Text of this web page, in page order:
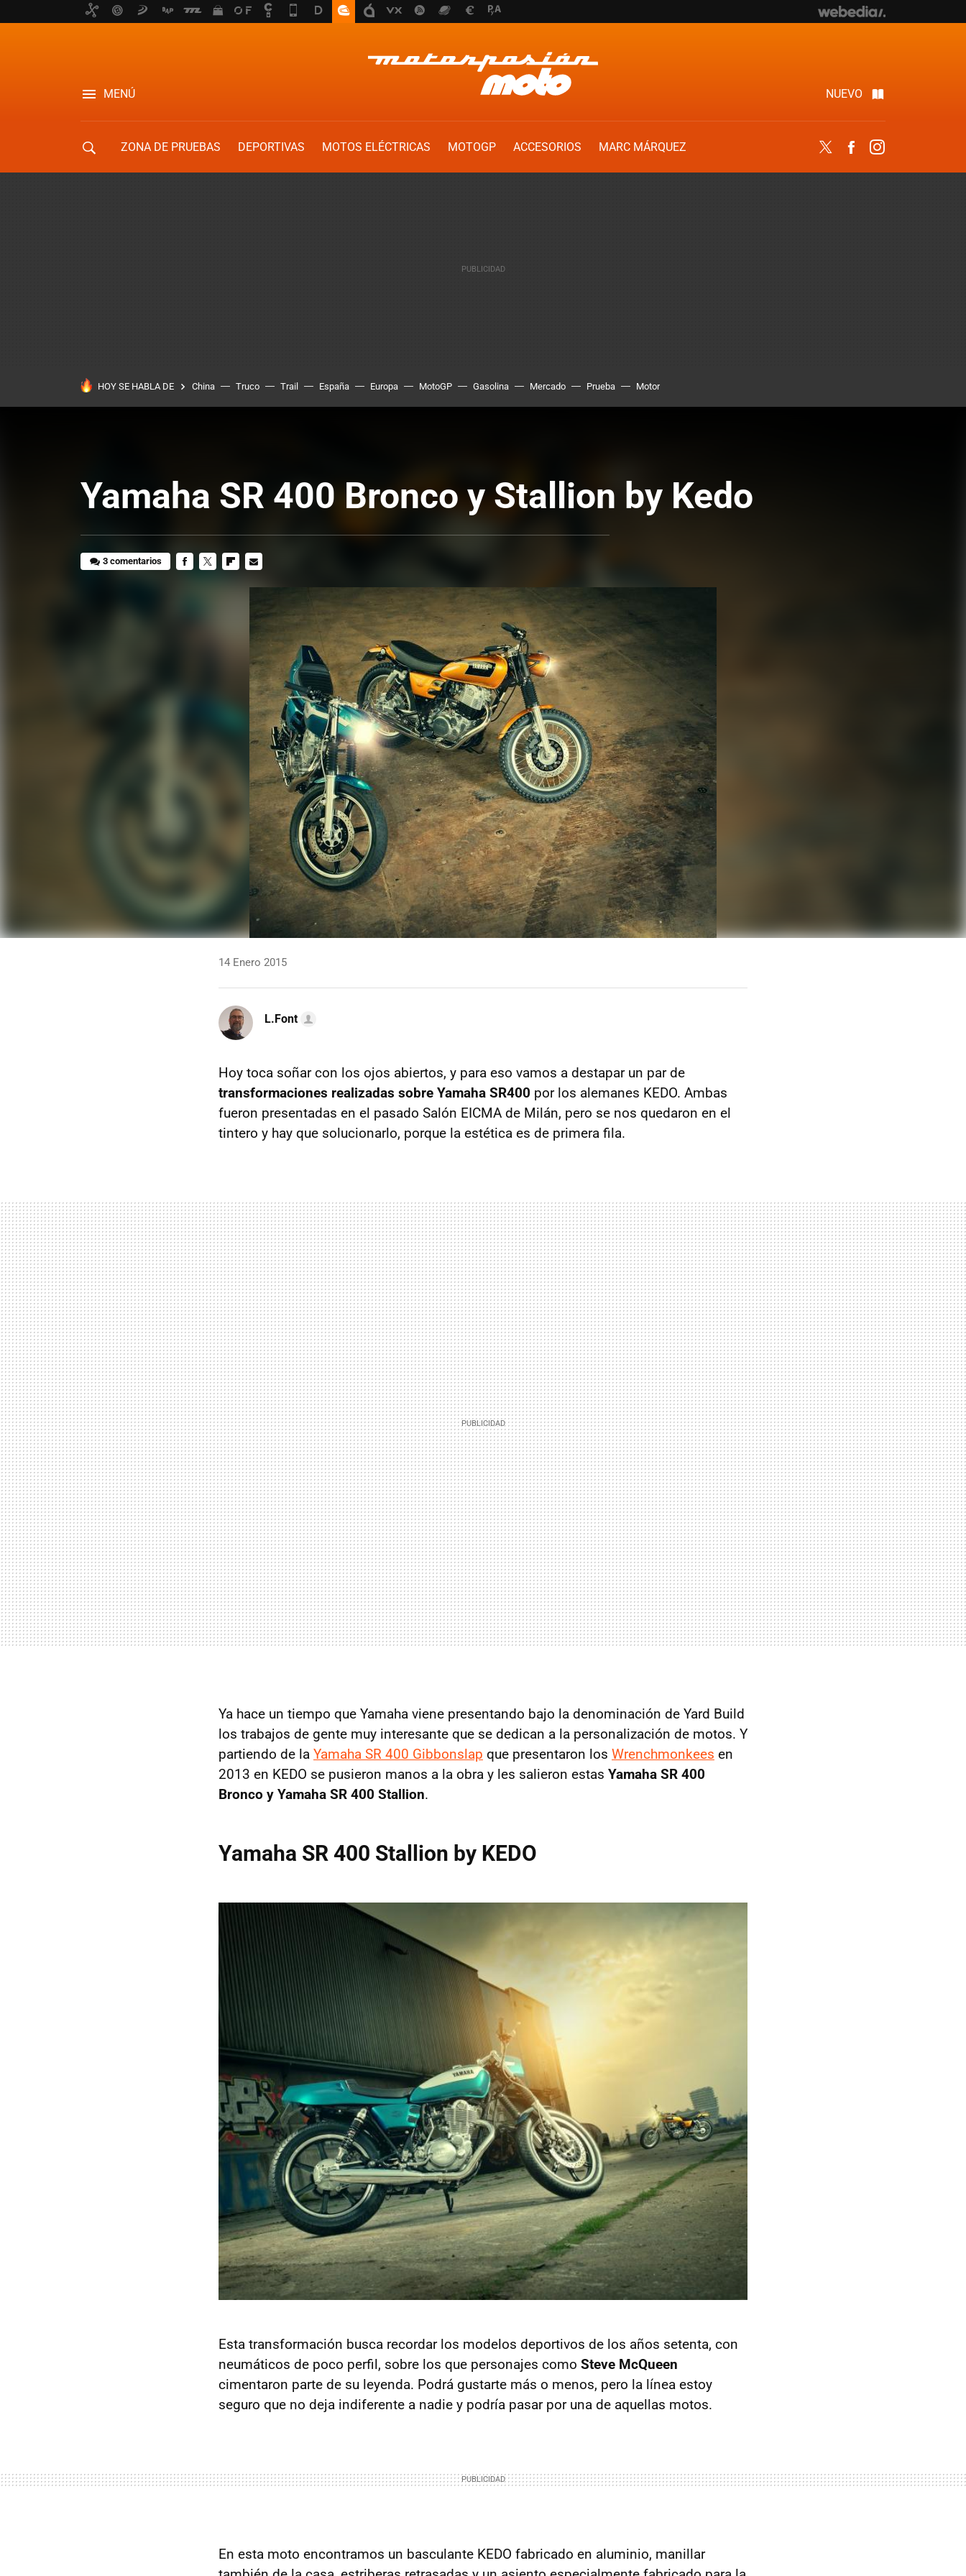
MENÚ NUEVO
ZONA DE PRUEBAS DEPORTIVAS MOTOS ELÉCTRICAS MOTOGP ACCESORIOS
MARC MÁRQUEZ
Twitter Facebook
HOY SE HABLA DE China Truco Trail España Europa MotoGP Gasolina Mercado Prueba Motor
Yamaha SR 400 Bronco y Stallion by Kedo
3 comentarios
14 Enero 2015
L.Font
Hoy toca soñar con los ojos abiertos, y para eso vamos a destapar un par de
transformaciones realizadas sobre Yamaha SR400 por los alemanes KEDO. Ambas
fueron presentadas en el pasado Salón EICMA de Milán, pero se nos quedaron en el
tintero y hay que solucionarlo, porque la estética es de primera fila.
Ya hace un tiempo que Yamaha viene presentando bajo la denominación de Yard Build
los trabajos de gente muy interesante que se dedican a la personalización de motos. Y
partiendo de la Yamaha SR 400 Gibbonslap que presentaron los Wrenchmonkees en
2013 en KEDO se pusieron manos a la obra y les salieron estas Yamaha SR 400
Bronco y Yamaha SR 400 Stallion.
Yamaha SR 400 Stallion by KEDO
Esta transformación busca recordar los modelos deportivos de los años setenta, con
neumáticos de poco perfil, sobre los que personajes como Steve McQueen
cimentaron parte de su leyenda. Podrá gustarte más o menos, pero la línea estoy
seguro que no deja indiferente a nadie y podría pasar por una de aquellas motos.
En esta moto encontramos un basculante KEDO fabricado en aluminio, manillar